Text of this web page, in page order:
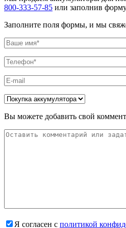
800-333-57-85 или заполнив
Заполните поля формы, и мы
Вы можете добавить свой
Я согласен с политикой